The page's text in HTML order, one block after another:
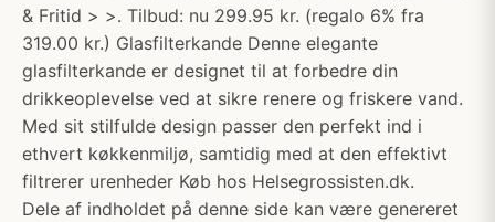
& Fritid > >. Tilbud: nu 299.95 kr. (regalo 6% fra
319.00 kr.) Glasfilterkande Denne elegante
glasfilterkande er designet til at forbedre din
drikkeoplevelse ved at sikre renere og friskere vand.
Med sit stilfulde design passer den perfekt ind i
ethvert køkkenmiljø, samtidig med at den effektivt
filtrerer urenheder Køb hos Helsegrossisten.dk.
Dele af indholdet på denne side kan være genereret